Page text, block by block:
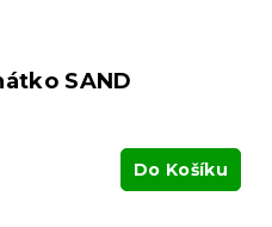
SAND
Do Košíku